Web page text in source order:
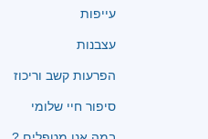
עייפות
עצבנות
הפרעות קשב וריכוז
סיפור חיי שלומי